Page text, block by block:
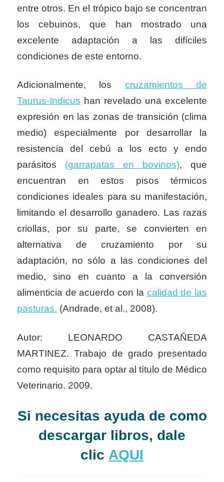
entre otros. En el trópico bajo se concentran
los cebuinos, que han mostrado una
excelente adaptación a las difíciles
condiciones de este entorno.
Adicionalmente, los cruzamientos de
Taurus-Indicus han revelado una excelente
expresión en las zonas de transición (clima
medio) especialmente por desarrollar la
resistencia del cebú a los ecto y endo
parásitos (garrapatas en bovinos), que
encuentran en estos pisos térmicos
condiciones ideales para su manifestación,
limitando el desarrollo ganadero. Las razas
criollas, por su parte, se convierten en
alternativa de cruzamiento por su
adaptación, no sólo a las condiciones del
medio, sino en cuanto a la conversión
alimenticia de acuerdo con la calidad de las
pasturas. (Andrade, et al., 2008).
Autor: LEONARDO CASTAÑEDA
MARTINEZ. Trabajo de grado presentado
como requisito para optar al título de Médico
Veterinario. 2009.
Si necesitas ayuda de como
descargar libros, dale
clic AQUI